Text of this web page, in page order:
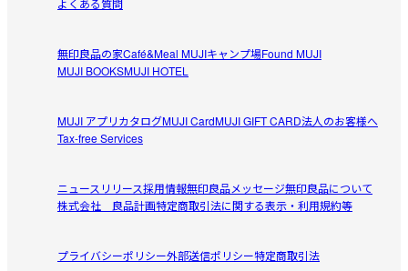
商品表示情報(原材料・アレルギー・製造所固
受取手段店舗受け取り可・コンビニ受け取り可
2026/08/06
梅味美味しい！
です。
1つ1つが軽いからか、思ったよりたくさん入ってるなぁと
嬉しくなりました。
syunsora
梅味大好き!
ペロリです。形もちょっと小さくてかわいいし、食べやす
参考になった（0人）
よくある質問
無印良品の家Café&Meal MUJIキャンプ場Found MUJI
MUJI BOOKSMUJI HOTEL
MUJI アプリカタログMUJI CardMUJI GIFT CARD法人のお客様へ
Tax-free Services
ニュースリリース採用情報無印良品メッセージ無印良品について
株式会社 良品計画特定商取引法に関する表示・利用規約等
プライバシーポリシー外部送信ポリシー特定商取引法